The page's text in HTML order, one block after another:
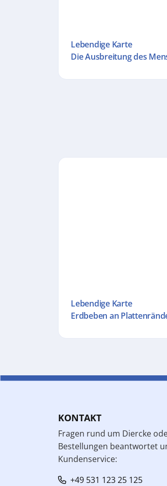
Lebendige Karte
Die Ausbreitung des
Lebendige Karte
Erdbeben an
KONTAKT
Fragen rund um Diercke
Bestellungen beantwortet
Kundenservice:
+49 531 123 25 125